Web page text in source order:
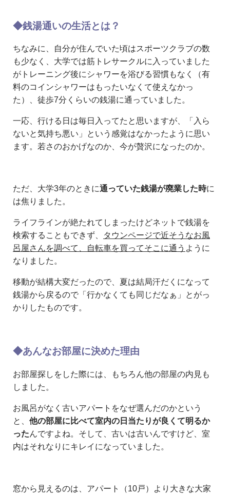
◆銭湯通いの生活とは？
ちなみに、自分が住んでいた頃はスポーツクラブの数
も少なく、大学では筋トレサークルに入っていました
がトレーニング後にシャワーを浴びる習慣もなく（有
料のコインシャワーはもったいなくて使えなかっ
た）、徒歩7分くらいの銭湯に通っていました。
一応、行ける日は毎日入ってたと思いますが、「入ら
ないと気持ち悪い」という感覚はなかったように思い
ます。若さのおかげなのか、今が贅沢になったのか。
ただ、大学3年のときに通っていた銭湯が廃業した時に
は焦りました。
ライフラインが絶たれてしまったけどネットで銭湯を
検索することもできず、
タウンページで近そうなお風
呂屋さんを調べて、自転車を買ってそこに通う ように
なりました。
移動が結構大変だったので、夏は結局汗だくになって
銭湯から戻るので「行かなくても同じだなぁ」とがっ
かりしたものです。
◆あんなお部屋に決めた理由
お部屋探しをした際には、もちろん他の部屋の内見も
しました。
お風呂がなく古いアパートをなぜ選んだのかという
と、 他の部屋に比べて室内の日当たりが良くて明るか
ったんですよね。そして、古いは古いんですけど、室
内はそれなりにキレイになっていました。
窓から見えるのは、アパート（10戸）より大きな大家